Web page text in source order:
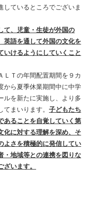
しているところでございま
て、児童・生徒が外国の
英語を通して外国の文化を
いけるようにしていくこと
Ｔの年間配置期間を９カ
から夏季休業期間中に中学
ルを新たに実施し、より多
まいります。 子どもたち
あることを自覚していく第
化に対する理解を深め、そ
よさを積極的に発信してい
・地域等との連携を図りな
います。